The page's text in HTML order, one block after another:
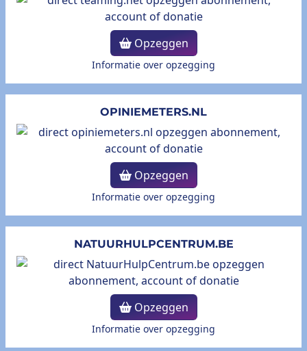
Opzeggen
Informatie over opzegging
OPINIEMETERS.NL
Opzeggen
Informatie over opzegging
NATUURHULPCENTRUM.BE
Opzeggen
Informatie over opzegging